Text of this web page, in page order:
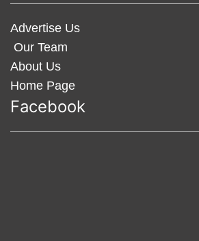
Advertise Us
Our Team
About Us
Home Page
Facebook